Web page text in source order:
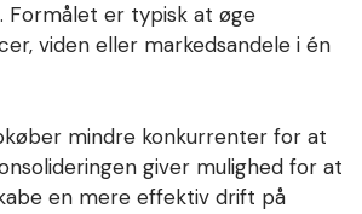
er typisk at øge
viden eller markedsandele i én
mindre konkurrenter for at
giver mulighed for at
en mere effektiv drift på